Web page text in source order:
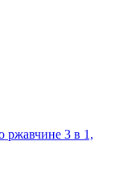
ржавчине 3 в 1,